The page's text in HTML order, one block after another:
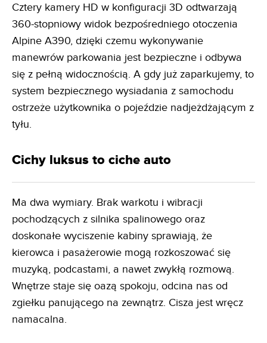
Cztery kamery HD w konfiguracji 3D odtwarzają
360-stopniowy widok bezpośredniego otoczenia
Alpine A390, dzięki czemu wykonywanie
manewrów parkowania jest bezpieczne i odbywa
się z pełną widocznością. A gdy już zaparkujemy, to
system bezpiecznego wysiadania z samochodu
ostrzeże użytkownika o pojeździe nadjeżdżającym z
tyłu.
Cichy luksus to ciche auto
Ma dwa wymiary. Brak warkotu i wibracji
pochodzących z silnika spalinowego oraz
doskonałe wyciszenie kabiny sprawiają, że
kierowca i pasażerowie mogą rozkoszować się
muzyką, podcastami, a nawet zwykłą rozmową.
Wnętrze staje się oazą spokoju, odcina nas od
zgiełku panującego na zewnątrz. Cisza jest wręcz
namacalna.